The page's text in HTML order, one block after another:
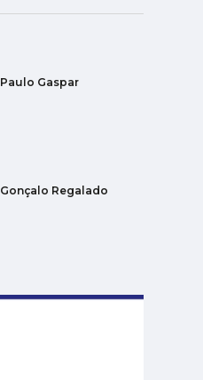
Paulo Gaspar
Gonçalo Regalado